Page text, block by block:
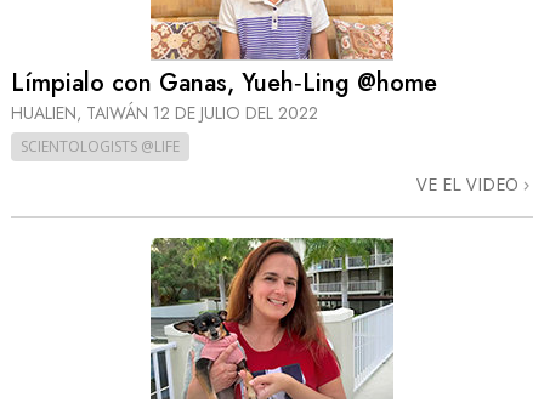
Límpialo con Ganas, Yueh‑Ling @home
HUALIEN, TAIWÁN 12 DE JULIO DEL 2022
SCIENTOLOGISTS @LIFE
VE EL VIDEO